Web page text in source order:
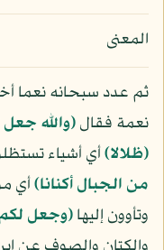
المعنى
ثم عدد سبحانه نعما
نعمة فقال﴿والله
﴿ظلالا﴾أي أشياء
من الجبال أكنانا﴾أي
وتأوون إليها﴿وجعل